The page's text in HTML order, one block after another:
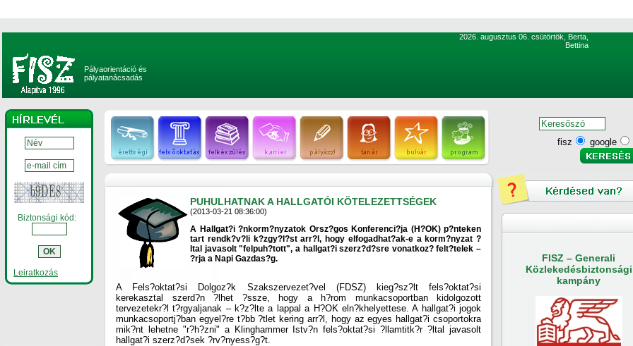
2026. augusztus 06. csütörtök, Berta,
Bettina
Pályaorientáció és
pályatanácsadás
Biztonsági kód:
Leiratkozás
PUHULHATNAK A HALLGATÓI KÖTELEZETTSÉGEK
(2013-03-21 08:36:00)
A Hallgat?i ?nkorm?nyzatok Orsz?gos Konferenci?ja (H?OK) p?nteken
tart rendk?v?li k?zgy?l?st arr?l, hogy elfogadhat?ak-e a korm?nyzat ?
ltal javasolt "felpuh?tott", a hallgat?i szerz?d?sre vonatkoz? felt?telek –
?rja a Napi Gazdas?g.
A Fels?oktat?si Dolgoz?k Szakszervezet?vel (FDSZ) kieg?sz?lt fels?oktat?si
kerekasztal szerd?n ?lhet ?ssze, hogy a h?rom munkacsoportban kidolgozott
tervezetekr?l t?rgyaljanak – k?z?lte a lappal a H?OK eln?khelyettese. A hallgat?i jogok
munkacsoportj?ban egyel?re t?bb ?tlet kering arr?l, hogy az egyes hallgat?i csoportokra
mik?nt lehetne "r?h?zni" a Klinghammer Istv?n fels?oktat?si ?llamtitk?r ?ltal javasolt
hallgat?i szerz?d?sek ?rv?nyess?g?t.
fisz google
FISZ – Generali
Közlekedésbiztonsági
kampány